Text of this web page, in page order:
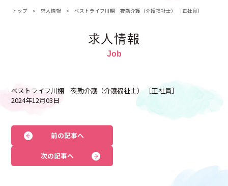
トップ 求人情報 ベストライフ川棚 夜勤介護（介護福祉士） ［正社員］
求人情報
ベストライフ川棚 夜勤介護（介護福祉士） ［正社員］
2024年12月03日
前の記事へ
次の記事へ